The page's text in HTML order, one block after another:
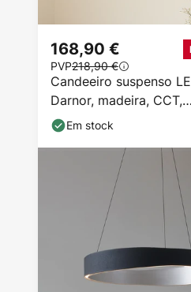
Candeeiro suspenso
Darnor, madeira, CCT,
comprimento 100 cm
168,90 €
PVP218,90 €
Em stock